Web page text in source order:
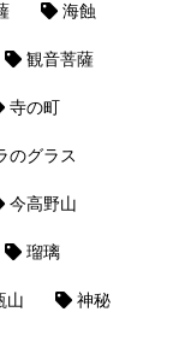
海蝕
観音菩薩
寺の町
のグラス
今高野山
瑠璃
山 神秘